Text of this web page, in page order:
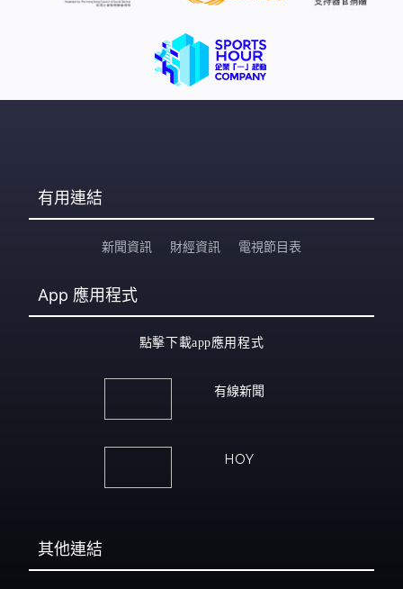
有用連結
新聞資訊 財經資訊 電視節目表
App 應用程式
點擊下載app應用程式
有線新聞
HOY
其他連結